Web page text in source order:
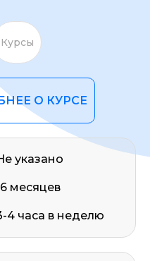
Курсы
О КУРСЕ
указано
месяцев
4 часа в неделю